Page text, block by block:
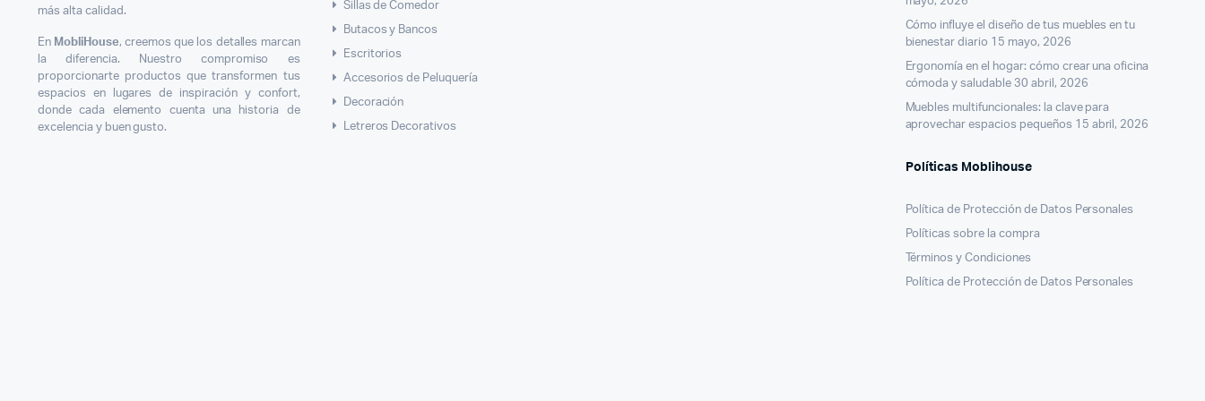
más alta calidad.
En MobliHouse, creemos que los detalles marcan
la diferencia. Nuestro compromiso es
proporcionarte productos que transformen tus
espacios en lugares de inspiración y confort,
donde cada elemento cuenta una historia de
excelencia y buen gusto.
Sillas de Comedor
Butacos y Bancos
Escritorios
Accesorios de Peluquería
Decoración
Letreros Decorativos
Cómo influye el diseño de tus muebles en tu
bienestar diario
15 mayo, 2026
Ergonomía en el hogar: cómo crear una oficina
cómoda y saludable 30 abril, 2026
Muebles multifuncionales: la clave para
aprovechar espacios pequeños
15 abril, 2026
Políticas Moblihouse
Política de Protección de Datos Personales
Políticas sobre la compra
Términos y Condiciones
Política de Protección de Datos Personales